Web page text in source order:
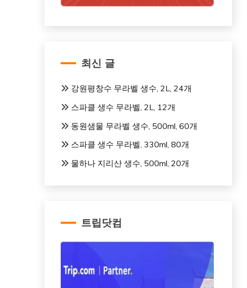
최신 글
강원평창수 무라벨 생수, 2L, 24개
스파클 생수 무라벨, 2L, 12개
동원샘물 무라벨 생수, 500ml, 60개
스파클 생수 무라벨, 330ml, 80개
물하나 지리산 생수, 500ml, 20개
트립닷컴